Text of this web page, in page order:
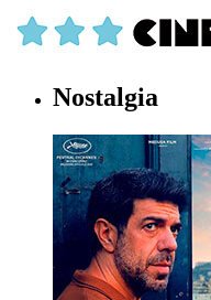
Nostalgia